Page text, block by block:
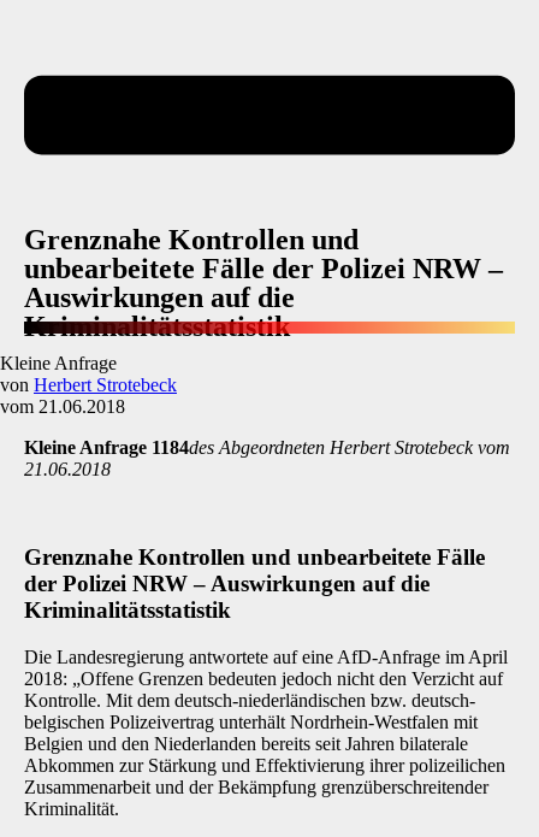
Grenznahe Kontrollen und
unbearbeitete Fälle der Polizei NRW –
Auswirkungen auf die
Kriminalitätsstatistik
Kleine Anfrage
von Herbert Strotebeck
vom 21.06.2018
Kleine Anfrage 1184des Abgeordneten Herbert Strotebeck vom
21.06.2018
Grenznahe Kontrollen und unbearbeitete Fälle
der Polizei NRW – Auswirkungen auf die
Kriminalitätsstatistik
Die Landesregierung antwortete auf eine AfD-Anfrage im April
2018: „Offene Grenzen bedeuten jedoch nicht den Verzicht auf
Kontrolle. Mit dem deutsch-niederländischen bzw. deutsch-
belgischen Polizeivertrag unterhält Nordrhein-Westfalen mit
Belgien und den Niederlanden bereits seit Jahren bilaterale
Abkommen zur Stärkung und Effektivierung ihrer polizeilichen
Zusammenarbeit und der Bekämpfung grenzüberschreitender
Kriminalität.